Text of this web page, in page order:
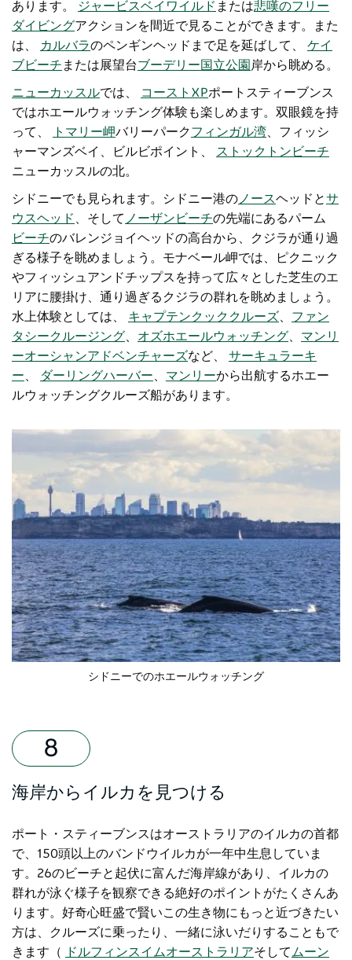
あります。 ジャービスベイワイルド または悲嘆のフリー
ダイビングアクションを間近で見ることができます。また
は、
カルバラのペンギンヘッドまで足を延ばして
ケイ
ブビーチ または展望台ブーデリー国立公園 岸から眺める。
ニューカッスルでは コーストXPポートスティーブンス
ではホエールウォッチング体験も楽しめます。双眼鏡を持
って、
トマリー岬バリーパークフィンガル湾 、フィッシ
ャーマンズベイ、ビルビポイント、
ストックトンビーチ
ニューカッスルの北。
シドニーでも見られます。シドニー港の ノースヘッド とサ
ウスヘッド
、そして ノーザンビーチの先端にあるパーム
ビーチのバレンジョイヘッドの高台から、クジラが通り過
ぎる様子を眺めましょう。モナベール岬では、ピクニック
やフィッシュアンドチップスを持って広々とした芝生のエ
リアに腰掛け、通り過ぎるクジラの群れを眺めましょう。
水上体験としては、
キャプテンクッククルーズ
ファン
タシークルージング
オズホエールウォッチング
マンリ
ーオーシャンアドベンチャーズなど
サーキュラーキ
ー
ダーリングハーバー マンリーから出航するホエー
ルウォッチングクルーズ船があります。
シドニーでのホエールウォッチング
海岸からイルカを見つける
ポート・スティーブンスはオーストラリアのイルカの首都
で、150頭以上のバンドウイルカが一年中生息していま
す。26のビーチと起伏に富んだ海岸線があり、イルカの
群れが泳ぐ様子を観察できる絶好のポイントがたくさんあ
ります。好奇心旺盛で賢いこの生き物にもっと近づきたい
方は、クルーズに乗ったり、一緒に泳いだりすることもで
きます（
ドルフィンスイムオーストラリアそしてムーン